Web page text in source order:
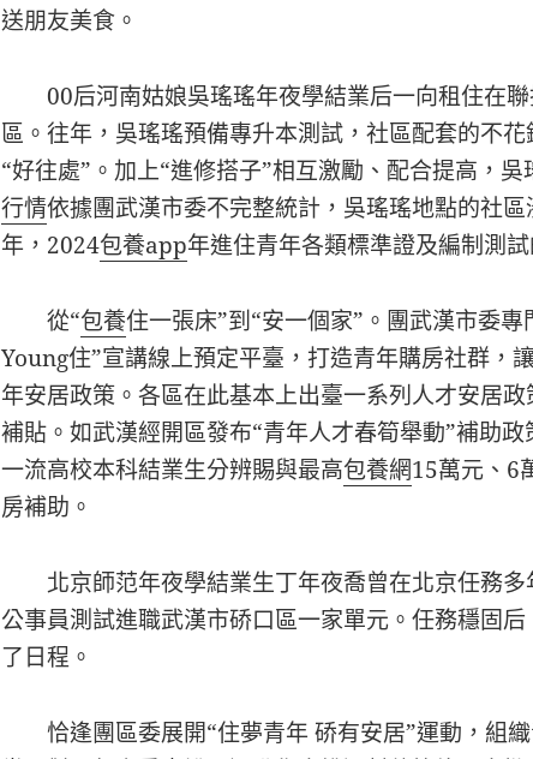
送朋友美食。
00后河南姑娘吳瑤瑤年夜學結業后一向租住在
區。往年，吳瑤瑤預備專升本測試，社區配套的不
“好往處”。加上“進修搭子”相互激勵、配合提高，吳
行情依據團武漢市委不完整統計，吳瑤瑤地點的社
年，2024包養app年進住青年各類標準證及編制測
從“包養住一張床”到“安一個家”。團武漢市委
Young住”宣講線上預定平臺，打造青年購房社群，
年安居政策。各區在此基本上出臺一系列人才安居
補貼。如武漢經開區發布“青年人才春筍舉動”補助
一流高校本科結業生分辨賜與最高包養網15萬元、6
房補助。
北京師范年夜學結業生丁年夜喬曾在北京任務
公事員測試進職武漢市硚口區一家單元。任務穩固
了日程。
恰逢團區委展開“住夢青年 硚有安居”運動，組